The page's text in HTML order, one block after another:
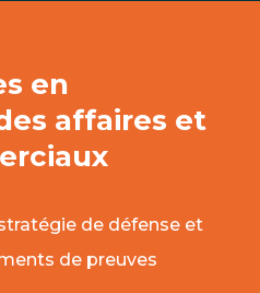
en
affaires et
de défense et
de preuves